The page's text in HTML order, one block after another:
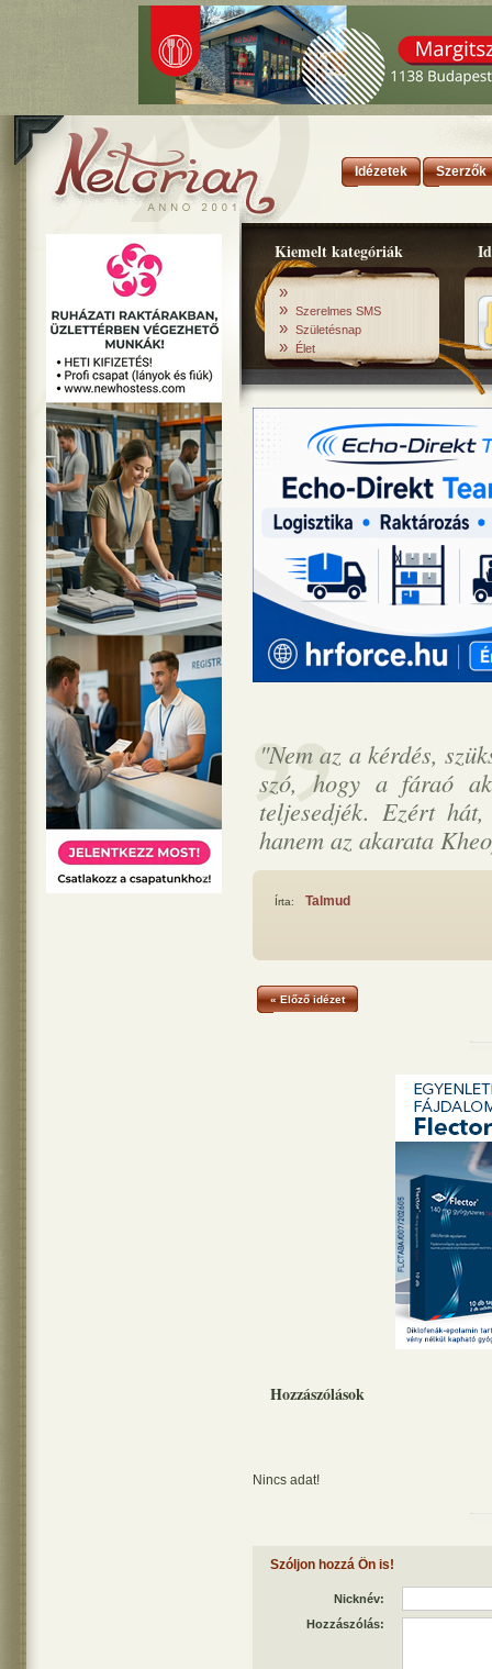
Idézetek Szerzők
Kiemelt kategóriák
»
» Szerelmes SMS
» Születésnap
» Élet
"Nem az a kérdés,
szó, hogy a fáraó
teljesedjék. Ezért
hanem az akarata
Írta: Talmud
« Előző idézet
Hozzászólások
Nincs adat!
Szóljon hozzá Ön is!
Nicknév:
Hozzászólás: